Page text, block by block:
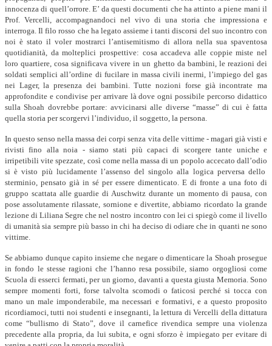
innocenza di quell’orrore. E’ da questi documenti che ha attinto a piene mani il
Prof. Vercelli, accompagnandoci nel vivo di una storia che impressiona e
interroga. Il filo rosso che ha legato assieme i tanti discorsi del suo incontro con
noi è stato il voler mostrarci l’antisemitismo di allora nella sua spaventosa
quotidianità, da molteplici prospettive: cosa accadeva alle coppie miste nel
loro quartiere, cosa significava vivere in un ghetto da bambini, le reazioni dei
soldati semplici all’ordine di fucilare in massa civili inermi, l’impiego del gas
nei Lager,la presenza dei bambini. Tutte nozioni forse giàincontrate ma
approfondite e condivise per arrivare là dove ogni possibile percorso didattico
sulla Shoah dovrebbe portare: avvicinarsi alle diverse “masse” di cui è fatta
quella storia per scorgervi l’individuo, il soggetto, la persona.
In questo senso nella massa dei corpi senza vita delle vittime - magari già visti e
rivisti fino alla noia - siamo stati più capacidi scorgeretante uniche e
irripetibili vite spezzate, così comenella massa di un popolo accecato dall’odio
si è visto più lucidamente l’assenso del singolo alla logica perversa dello
sterminio, pensato già in sé per essere dimenticato. E di fronte a una foto di
gruppo scattata alle guardie di Auschwitz durante un momento di pausa, con
pose assolutamente rilassate, sornionee divertite,abbiamo ricordato la grande
lezione di Liliana Segre che nel nostro incontro con lei ci spiegò come il livello
di umanità sia sempre più basso in chi ha deciso di odiare che in quanti ne sono
vittime.
Se abbiamo dunque capito insieme che negare o dimenticare la Shoah prosegue
in fondo le stesse ragioni che l’hanno resa possibile,siamo orgogliosi come
Scuola di esserci fermati, per un giorno, davanti a questa giusta Memoria. Sono
sempre momenti forti, forse talvolta scomodio faticosi perché si tocca con
mano un male imponderabile, ma necessari e formativi, e a questo proposito
ricordiamoci, tutti noi studenti e insegnanti, la lettura di Vercelli della dittatura
come “bullismo di Stato”, dove il carnefice rivendica sempre una violenza
precedente alla propria, da lui subita, e ogni sforzo è impiegato per evitare di